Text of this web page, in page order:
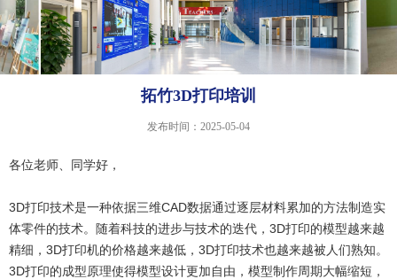
拓竹3D打印培训
发布时间：2025-05-04
各位老师、同学好，
3D打印技术是一种依据三维CAD数据通过逐层材料累加的方法制造实
体零件的技术。随着科技的进步与技术的迭代，3D打印的模型越来越
精细，3D打印机的价格越来越低，3D打印技术也越来越被人们熟知。
3D打印的成型原理使得模型设计更加自由，模型制作周期大幅缩短，